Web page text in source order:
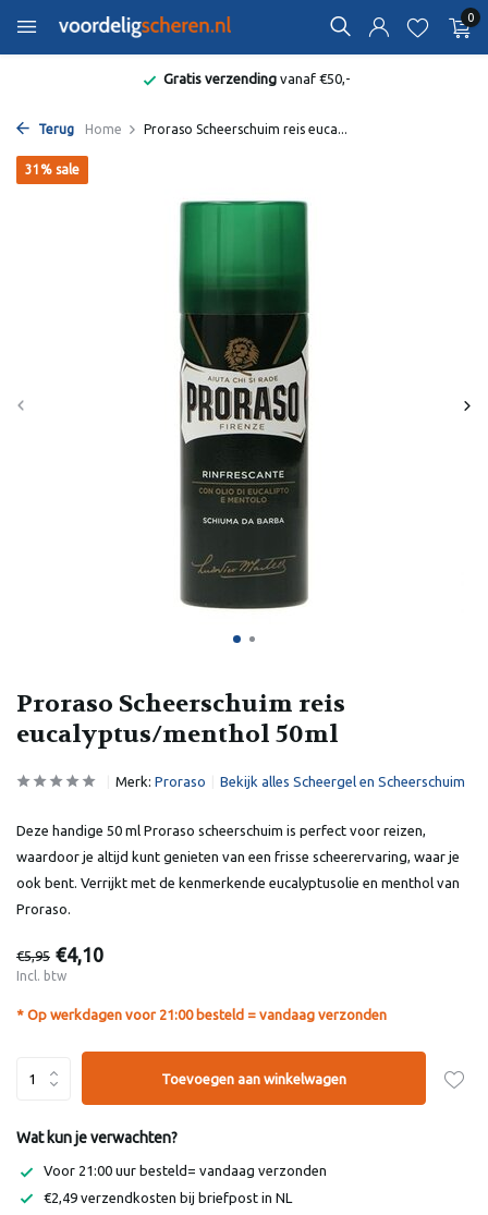
0
Gratis verzendingvanaf €50,-
Terug Home Proraso Scheerschuim reis euca...
Proraso Scheerschuim reis
eucalyptus/menthol 50ml
31% sale
Merk: Proraso Bekijk alles Scheergel en Scheerschuim
Deze handige 50 ml Proraso scheerschuim is perfect voor reizen,
waardoor je altijd kunt genieten van een frisse scheerervaring, waar je
ook bent. Verrijkt met de kenmerkende eucalyptusolie en menthol van
Proraso.
€5,95 €4,10
Incl. btw
* Op werkdagen voor 21:00 besteld = vandaag verzonden
Toevoegen aan winkelwagen
Wat kun je verwachten?
Voor 21:00 uur besteld= vandaag verzonden
€2,49 verzendkosten bij briefpost in NL